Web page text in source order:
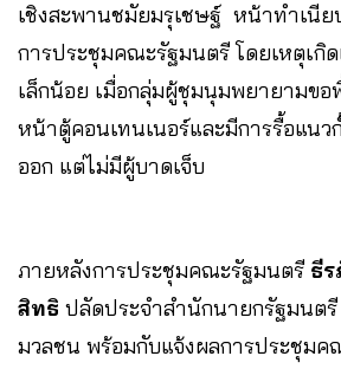
เชิงสะพานชมัยมรุเชษฐ์ หน้าทำเนีย
การประชุมคณะรัฐมนตรี โดยเหตุเกิ
เล็กน้อย เมื่อกลุ่มผู้ชุมนุมพยายามขอ
หน้าตู้คอนเทนเนอร์และมีการรื้อแนว
ออก แต่ไม่มีผู้บาดเจ็บ
ภายหลังการประชุมคณะรัฐมนตรี ธี
สิทธิ ปลัดประจำสำนักนายกรัฐมนต
มวลชน พร้อมกับแจ้งผลการประชุมค